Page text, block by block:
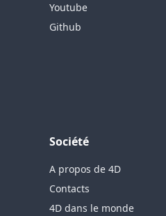
Youtube
Github
Société
A propos de 4D
Contacts
4D dans le monde